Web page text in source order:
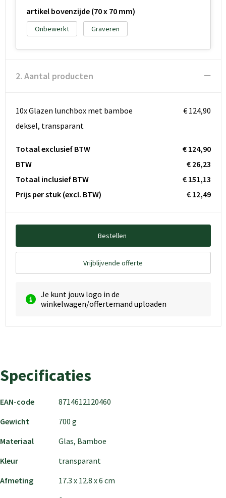
artikel bovenzijde (70 x 70 mm)
Onbewerkt Graveren
2. Aantal producten
10x Glazen lunchbox met bamboe
deksel, transparant
€ 124,90
Totaal exclusief BTW
€ 124,90
BTW
€ 26,23
Totaal inclusief BTW
€ 151,13
Prijs per stuk (excl. BTW) € 12,49
Bestellen
Vrijblijvende offerte
Je kunt jouw logo in de
winkelwagen/offertemand uploaden
Specificaties
EAN-code
8714612120460
Gewicht
700 g
Materiaal
Glas, Bamboe
Kleur
transparant
Afmeting
17.3 x 12.8 x 6 cm